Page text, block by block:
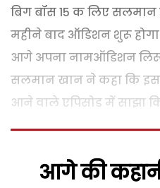
बिग बॉस 15 क लिए
महीने बाद ऑडिशन शुरू
आगे अपना नामऑडिशन
सलमान खान ने कहा कि
आने वाले एपिसोड में साझा
आगे की